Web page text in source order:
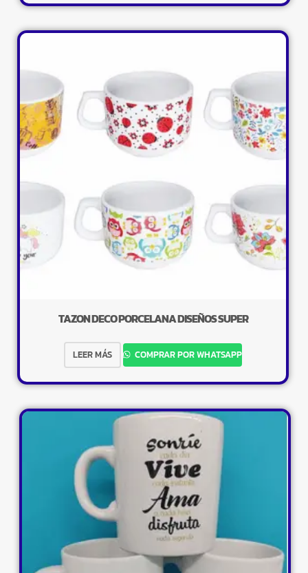
TAZON DECO PORCELANA DISEÑOS SUPER
LEER MÁS COMPRAR POR WHATSAPP